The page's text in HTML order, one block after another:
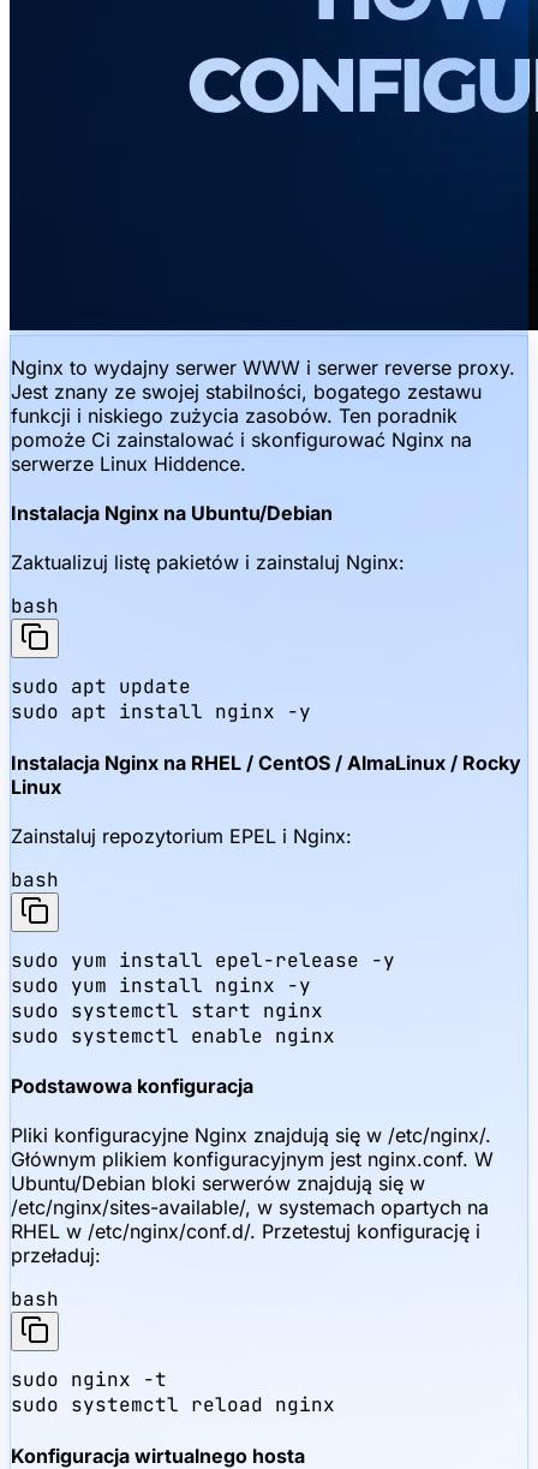
Nginx to wydajny serwer WWW i serwer reverse proxy.
Jest znany ze swojej stabilności, bogatego zestawu
funkcji i niskiego zużycia zasobów. Ten poradnik
pomoże Ci zainstalować i skonfigurować Nginx na
serwerze Linux Hiddence.
Instalacja Nginx na Ubuntu/Debian
Zaktualizuj listę pakietów i zainstaluj Nginx:
bash
sudo apt update
sudo apt install nginx -y
Instalacja Nginx na RHEL / CentOS / AlmaLinux / Rocky
Linux
Zainstaluj repozytorium EPEL i Nginx:
bash
sudo yum install epel-release -y
sudo yum install nginx -y
sudo systemctl start nginx
sudo systemctl enable nginx
Podstawowa konfiguracja
Pliki konfiguracyjne Nginx znajdują się w /etc/nginx/.
Głównym plikiem konfiguracyjnym jest nginx.conf. W
Ubuntu/Debian bloki serwerów znajdują się w
/etc/nginx/sites-available/, w systemach opartych na
RHEL w /etc/nginx/conf.d/. Przetestuj konfigurację i
przeładuj:
bash
sudo nginx -t
sudo systemctl reload nginx
Konfiguracja wirtualnego hosta